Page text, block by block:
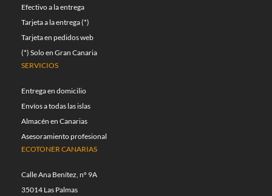
Efectivo a la entrega
Tarjeta a la entrega (*)
Tarjeta en pedidos web
(*) Solo en Gran Canaria
SERVICIOS
Entrega en domicilio
Envíos a todas las islas
Almacén en Canarias
Asesoramiento profesional
ECOTONER CANARIAS
Calle Ana Benítez, nº 9A
35014 Las Palmas